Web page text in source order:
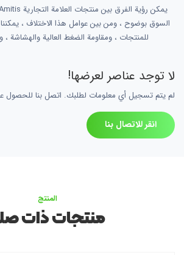
السوق بوضوح ، ومن بين عوامل هذا الاختلاف ،
للمنتجات ، ومقاومة الضغط العالية والهشاشة ،
لا توجد عناصر لعرضها!
لم يتم تسجيل أي معلومات لطلبك. اتصل بنا للحصول
انقر للاتصال بنا
المنتج
منتجات ذات